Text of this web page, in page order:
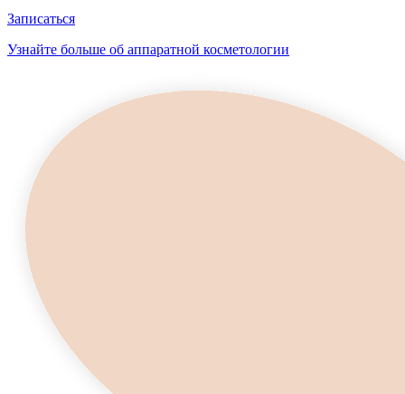
Записаться
Узнайте больше об аппаратной косметологии